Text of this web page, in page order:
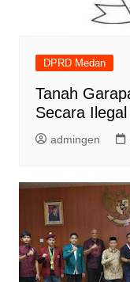
DPRD Medan
Tanah
Secara Ilegal
admingen